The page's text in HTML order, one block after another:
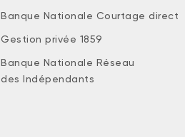
Banque Nationale Courtage direct
Gestion privée 1859
Banque Nationale Réseau
des Indépendants